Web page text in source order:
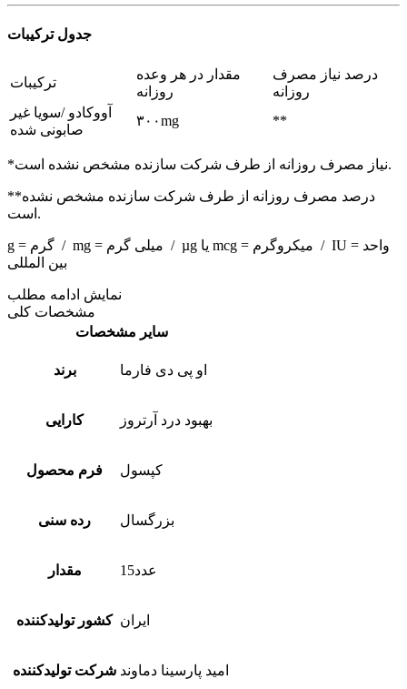
جدول ترکیبات
ترکیبات
مقدار در هر وعده
روزانه
درصد نیاز مصرف
روزانه
آووکادو /سویا غیر
صابونی شده
۳۰۰mg **
*نیاز مصرف روزانه از طرف شرکت سازنده مشخص نشده است.
**درصد مصرف روزانه از طرف شرکت سازنده مشخص نشده
است.
g = گرم / mg = میلی گرم / µg یا mcg = میکروگرم / IU = واحد
بین المللی
نمایش ادامه مطلب
مشخصات کلی
سایر مشخصات
برند او پی دی فارما
کارایی بهبود درد آرتروز
فرم محصول کپسول
رده سنی بزرگسال
مقدار 15عدد
کشور تولیدکننده ایران
شرکت تولیدکننده امید پارسینا دماوند